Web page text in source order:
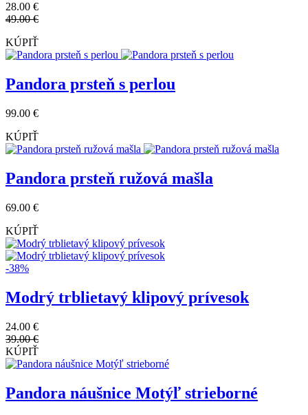
28.00 €
49.00 €
KÚPIŤ
Pandora prsteň s perlou
99.00 €
KÚPIŤ
Pandora prsteň ružová mašla
69.00 €
KÚPIŤ
-38%
Modrý trblietavý klipový prívesok
24.00 €
39.00 €
KÚPIŤ
Pandora náušnice Motýľ strieborné